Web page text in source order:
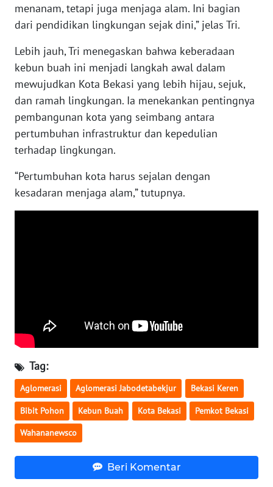
menanam, tetapi juga menjaga alam. Ini bagian
dari pendidikan lingkungan sejak dini,” jelas Tri.
Lebih jauh, Tri menegaskan bahwa keberadaan
kebun buah ini menjadi langkah awal dalam
mewujudkan Kota Bekasi yang lebih hijau, sejuk,
dan ramah lingkungan. Ia menekankan pentingnya
pembangunan kota yang seimbang antara
pertumbuhan infrastruktur dan kepedulian
terhadap lingkungan.
“Pertumbuhan kota harus sejalan dengan
kesadaran menjaga alam,” tutupnya.
Tag:
Aglomerasi Aglomerasi Jabodetabekjur Bekasi Keren
Bibit Pohon Kebun Buah Kota Bekasi Pemkot Bekasi
Wahananewsco
Beri Komentar
SUMBAR
WN
BENGKULU
WN
WN
JATENG
WN
JATIM
WN
BALI
WN
KALBAR